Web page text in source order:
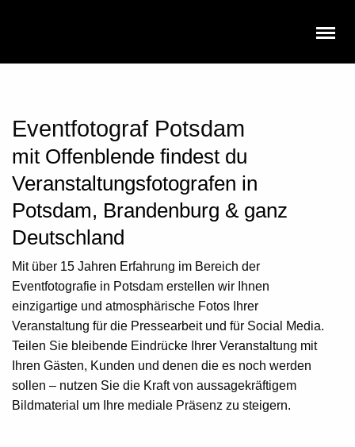
Eventfotograf Potsdam
mit Offenblende findest du
Veranstaltungsfotografen in
Potsdam, Brandenburg & ganz
Deutschland
Mit über 15 Jahren Erfahrung im Bereich der
Eventfotografie in Potsdam erstellen wir Ihnen
einzigartige und atmosphärische Fotos Ihrer
Veranstaltung für die Pressearbeit und für Social Media.
Teilen Sie bleibende Eindrücke Ihrer Veranstaltung mit
Ihren Gästen, Kunden und denen die es noch werden
sollen – nutzen Sie die Kraft von aussagekräftigem
Bildmaterial um Ihre mediale Präsenz zu steigern.